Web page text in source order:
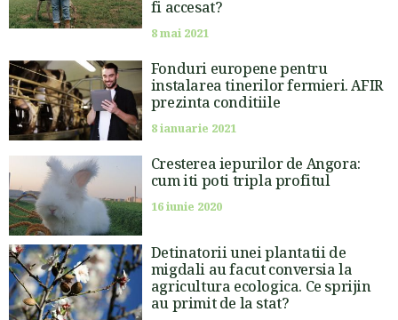
fi accesat?
8 mai 2021
Fonduri europene pentru
instalarea tinerilor fermieri. AFIR
prezinta conditiile
8 ianuarie 2021
Cresterea iepurilor de Angora:
cum iti poti tripla profitul
16 iunie 2020
Detinatorii unei plantatii de
migdali au facut conversia la
agricultura ecologica. Ce sprijin
au primit de la stat?